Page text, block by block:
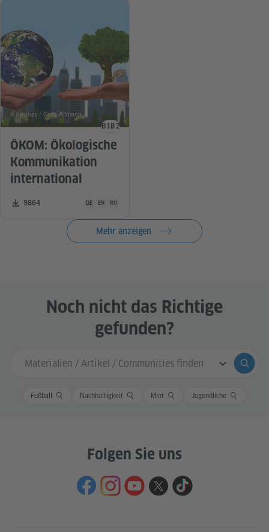
ÖKOM: Ökologische
Kommunikation
international
Zahl der Downloads:
9864 Unterrichtsmaterial ist in folgenden Sprachen verfügbar
DE EN RU
© pixabay / Gerd Altmann
Sprachniveau
B1 B2
Mehr anzeigen
Noch nicht das Richtige
gefunden?
Sucheingabe
Fußball Nachhaltigkeit Mint Jugendliche
Folgen Sie uns